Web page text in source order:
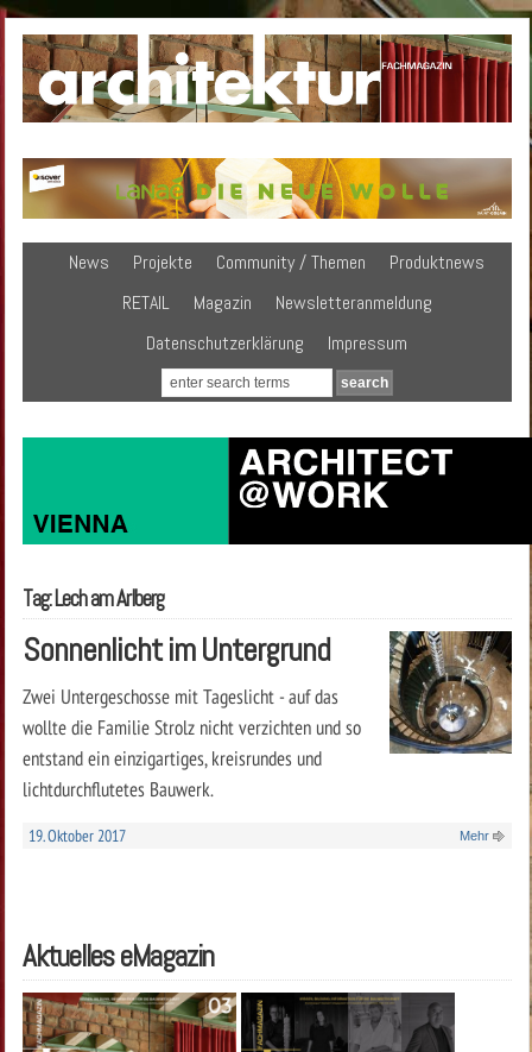
News Projekte Community / Themen
Produktnews
RETAIL
Magazin
Newsletteranmeldung
Datenschutzerklärung
Impressum
Tag: Lech am Arlberg
Sonnenlicht im Untergrund
Zwei Untergeschosse mit Tageslicht - auf das
wollte die Familie Strolz nicht verzichten und so
entstand ein einzigartiges, kreisrundes und
lichtdurchflutetes Bauwerk.
19. Oktober 2017 Mehr
Aktuelles eMagazin